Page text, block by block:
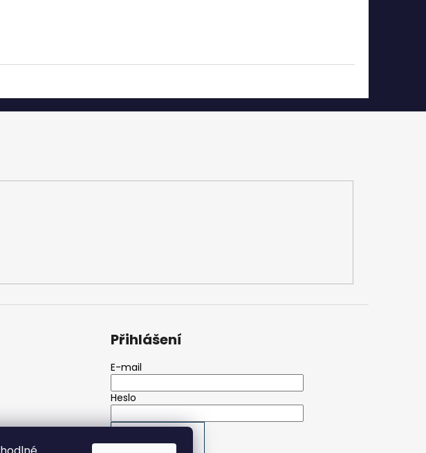
Přihlášení
E-mail
Heslo
PŘIHLÁSIT SE